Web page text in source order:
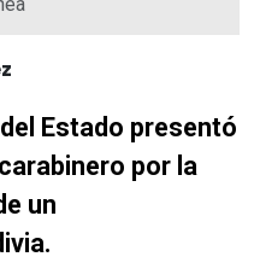
Estado presentó
por la
un